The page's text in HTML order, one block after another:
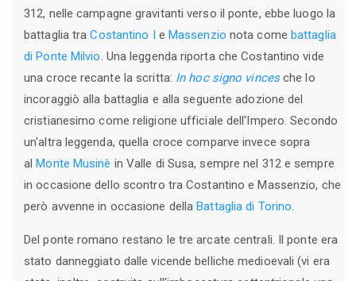
312, nelle campagne gravitanti verso il ponte, ebbe luogo la
battaglia traCostantino I e Massenzio nota come battaglia
di Ponte Milvio . Una leggenda riporta che Costantino vide
una croce recante la scritta: In hoc signo vincesche lo
incoraggiò alla battaglia e alla seguente adozione del
cristianesimo come religione ufficiale dell'Impero. Secondo
un'altra leggenda, quella croce comparve invece sopra
alMonte Musinè in Valle di Susa, sempre nel 312 e sempre
in occasione dello scontro tra Costantino e Massenzio, che
però avvenne in occasione dellaBattaglia di Torino
Del ponte romano restano le tre arcate centrali. Il ponte era
stato danneggiato dalle vicende belliche medioevali (vi era